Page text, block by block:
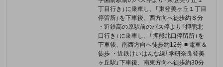
丁目行き」に乗車し、「東登美ヶ丘１丁目
停留所」を下車後、西方向へ徒歩約８分
・近鉄高の原駅前のバス停より「押熊北
口行き」に乗車し、「押熊北口停留所」を
下車後、南西方向へ徒歩約12分 ■ 電車＆
徒歩 ・近鉄けいはんな線「学研奈良登美
ヶ丘駅」下車後、南東方向へ徒歩約30分